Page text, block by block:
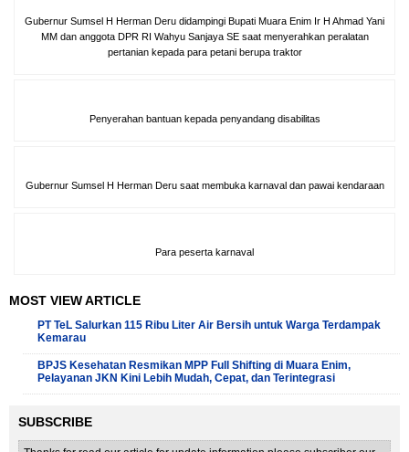
Gubernur Sumsel H Herman Deru didampingi Bupati Muara Enim Ir H Ahmad Yani
MM dan anggota DPR RI Wahyu Sanjaya SE saat menyerahkan peralatan
pertanian kepada para petani berupa traktor
Penyerahan bantuan kepada penyandang disabilitas
Gubernur Sumsel H Herman Deru saat membuka karnaval dan pawai kendaraan
Para peserta karnaval
MOST VIEW ARTICLE
PT TeL Salurkan 115 Ribu Liter Air Bersih untuk Warga Terdampak
Kemarau
BPJS Kesehatan Resmikan MPP Full Shifting di Muara Enim,
Pelayanan JKN Kini Lebih Mudah, Cepat, dan Terintegrasi
SUBSCRIBE